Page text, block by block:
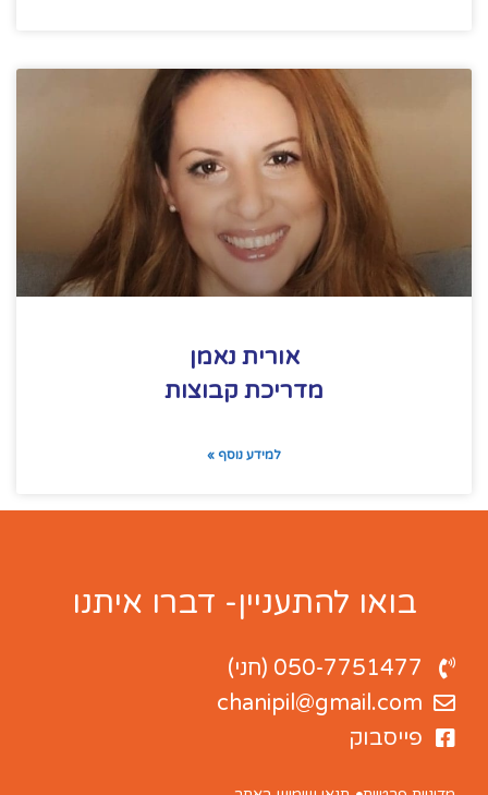
אורית נאמן
מדריכת קבוצות
למידע נוסף »
בואו להתעניין- דברו איתנו
050-7751477 (חני)
chanipil@gmail.com
פייסבוק